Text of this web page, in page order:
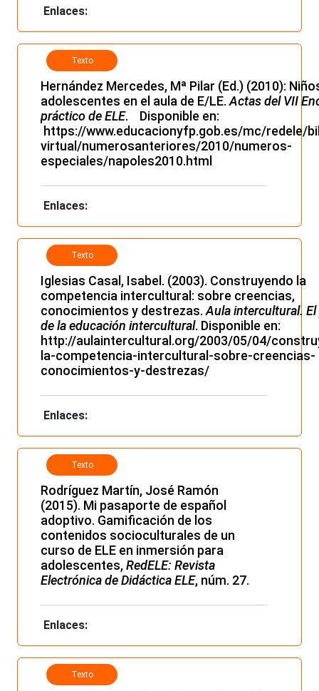
Enlaces:
Texto
Hernández Mercedes, Mª Pilar (Ed.) (2010):
adolescentes en el aula de E/LE. Actas del VII
práctico de ELE. Disponible en:
https://www.educacionyfp.gob.es/mc/redele/
virtual/numerosanteriores/2010/numeros-
especiales/napoles2010.html
Enlaces:
Texto
Iglesias Casal, Isabel. (2003). Construyendo la
competencia intercultural: sobre creencias,
conocimientos y destrezas. Aula intercultural.
de la educación intercultural. Disponible en:
http://aulaintercultural.org/2003/05/04/
la-competencia-intercultural-sobre-creencias-
conocimientos-y-destrezas/
Enlaces:
Texto
Rodríguez Martín, José Ramón
(2015). Mi pasaporte de español
adoptivo. Gamificación de los
contenidos socioculturales de un
curso de ELE en inmersión para
adolescentes,RedELE: Revista
Electrónica de Didáctica ELE, núm. 27.
Enlaces:
Texto